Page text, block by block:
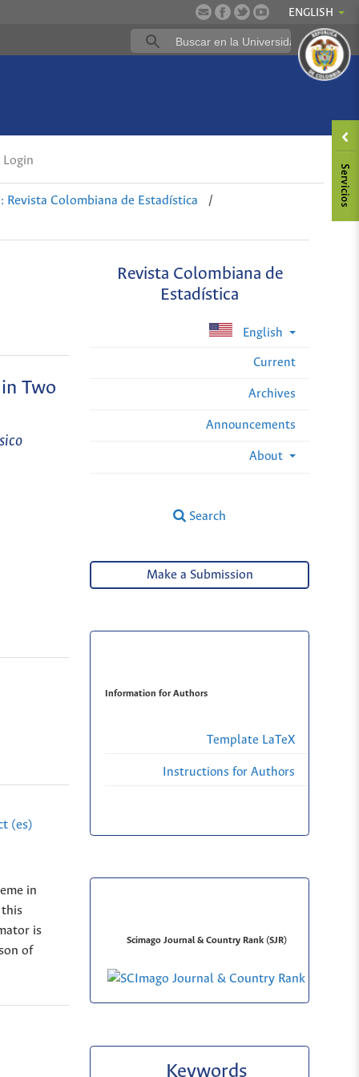
ENGLISH
Login
Colombiana de Estadística
/
Revista Colombiana de
Estadística
English
Current
Archives
Announcements
About
Search
Two
(es)
in
this
is
of
Make a Submission
Information for Authors
Template LaTeX
Instructions for Authors
Scimago Journal & Country Rank (SJR)
Keywords